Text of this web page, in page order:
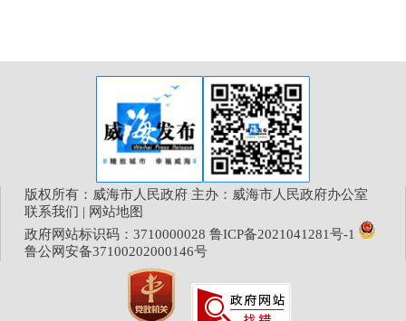
版权所有：威海市人民政府 主办：威海市人民政府办公室
联系我们 | 网站地图
政府网站标识码：3710000028 鲁ICP备2021041281号-1
鲁公网安备37100202000146号